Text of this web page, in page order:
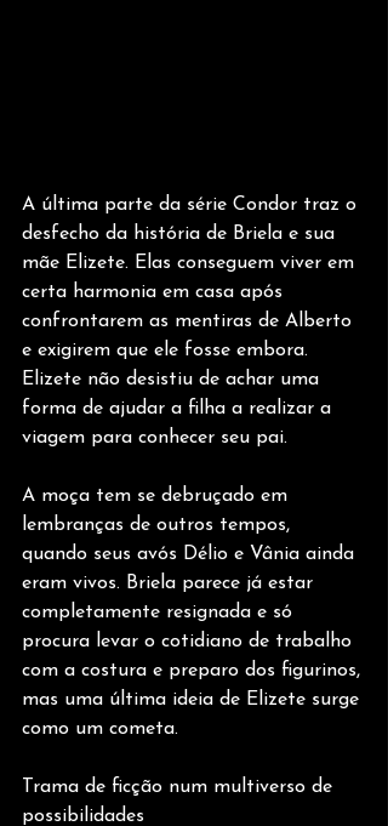
A última parte da série Condor traz o
desfecho da história de Briela e sua
mãe Elizete. Elas conseguem viver em
certa harmonia em casa após
confrontarem as mentiras de Alberto
e exigirem que ele fosse embora.
Elizete não desistiu de achar uma
forma de ajudar a filha a realizar a
viagem para conhecer seu pai.
A moça tem se debruçado em
lembranças de outros tempos,
quando seus avós Délio e Vânia ainda
eram vivos. Briela parece já estar
completamente resignada e só
procura levar o cotidiano de trabalho
com a costura e preparo dos figurinos,
mas uma última ideia de Elizete surge
como um cometa.
Trama de ficção num multiverso de
possibilidades